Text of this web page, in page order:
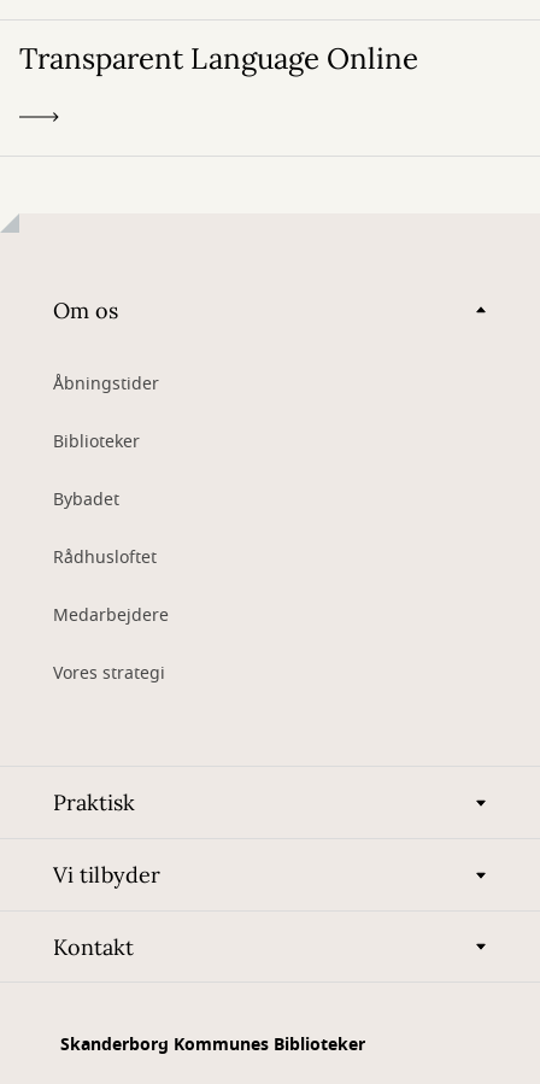
Transparent Language Online
Om os
Åbningstider
Biblioteker
Bybadet
Rådhusloftet
Medarbejdere
Vores strategi
Praktisk
Vi tilbyder
Kontakt
Skanderborg Kommunes Biblioteker